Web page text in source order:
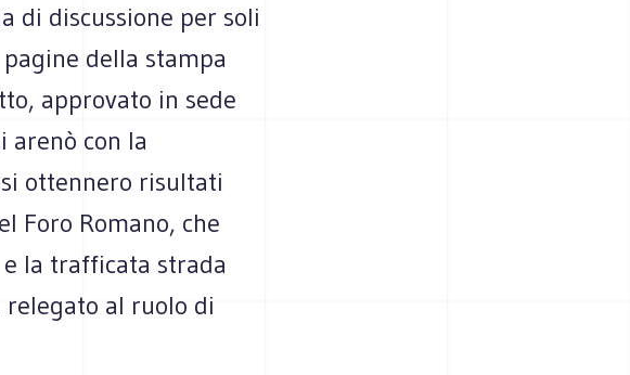
di discussione per soli
della stampa
approvato in sede
arenò con la
ottennero risultati
Foro Romano, che
la trafficata strada
relegato al ruolo di